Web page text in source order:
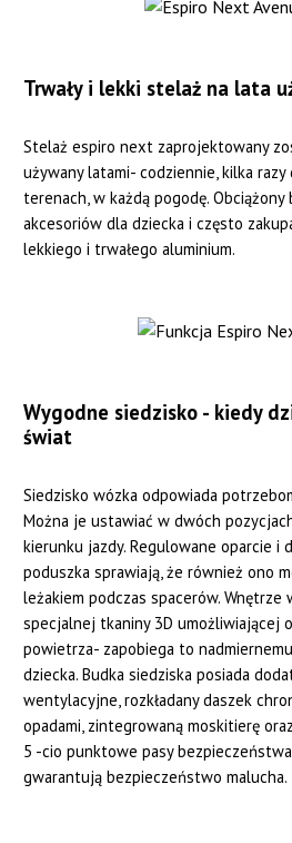
Trwały i lekki stelaż na lata
Stelaż espiro next zaprojektowany
używany latami- codziennie, kilka razy
terenach, w każdą pogodę.
akcesoriów dla dziecka i często
lekkiego i trwałego aluminium.
Wygodne siedzisko - kiedy
świat
Siedzisko wózka odpowiada
Można je ustawiać w dwóch
kierunku jazdy. Regulowane oparcie i
poduszka sprawiają, że również ono
leżakiem podczas spacerów. Wnętrze
specjalnej tkaniny 3D umożliwiającej
powietrza- zapobiega to
dziecka. Budka siedziska posiada
wentylacyjne, rozkładany daszek
opadami, zintegrowaną moskitierę
5 -cio punktowe pasy
gwarantują bezpieczeństwo malucha.